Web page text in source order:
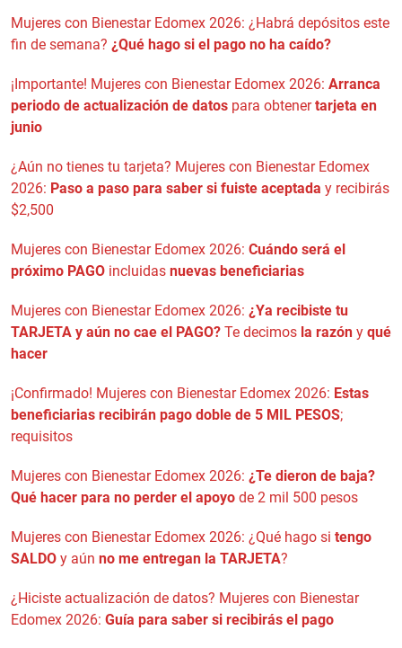
Mujeres con Bienestar Edomex 2026: ¿Habrá depósitos este
fin de semana? ¿Qué hago si el pago no ha caído?
¡Importante! Mujeres con Bienestar Edomex 2026: Arranca
periodo de actualización de datos para obtenertarjeta en
junio
¿Aún no tienes tu tarjeta? Mujeres con Bienestar Edomex
2026: Paso a paso para saber si fuiste aceptada y recibirás
$2,500
Mujeres con Bienestar Edomex 2026: Cuándo será el
próximo PAGO incluidas nuevas beneficiarias
Mujeres con Bienestar Edomex 2026: ¿Ya recibiste tu
TARJETA y aún no cae el PAGO? Te decimos la razón y qué
hacer
¡Confirmado! Mujeres con Bienestar Edomex 2026: Estas
beneficiarias recibirán pago doble de 5 MIL PESOS;
requisitos
Mujeres con Bienestar Edomex 2026: ¿Te dieron de baja?
Qué hacer para no perder el apoyo de 2 mil 500 pesos
Mujeres con Bienestar Edomex 2026: ¿Qué hago si tengo
SALDO y aún no me entregan la TARJETA?
¿Hiciste actualización de datos? Mujeres con Bienestar
Edomex 2026: Guía para saber si recibirás el pago